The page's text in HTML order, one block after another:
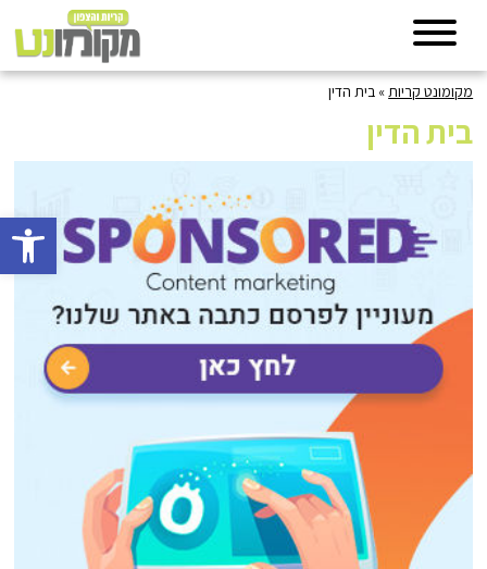
פתח
מקומונט קריות » בית הדין
בית הדין